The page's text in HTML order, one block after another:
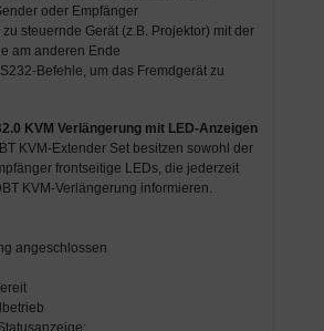
oder Empfänger
steuernde Gerät (z.B. Projektor) mit der
am anderen Ende
Befehle, um das Fremdgerät zu
KVM Verlängerung mit LED-Anzeigen
KVM-Extender Set besitzen sowohl der
frontseitige LEDs, die jederzeit
KVM-Verlängerung informieren.
angeschlossen